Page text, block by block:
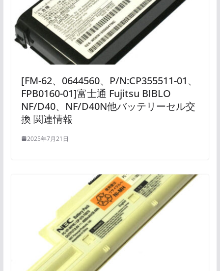
[FM-62、0644560、P/N:CP355511-01、
FPB0160-01]富士通 Fujitsu BIBLO
NF/D40、NF/D40N他バッテリーセル交
換 関連情報
2025年7月21日